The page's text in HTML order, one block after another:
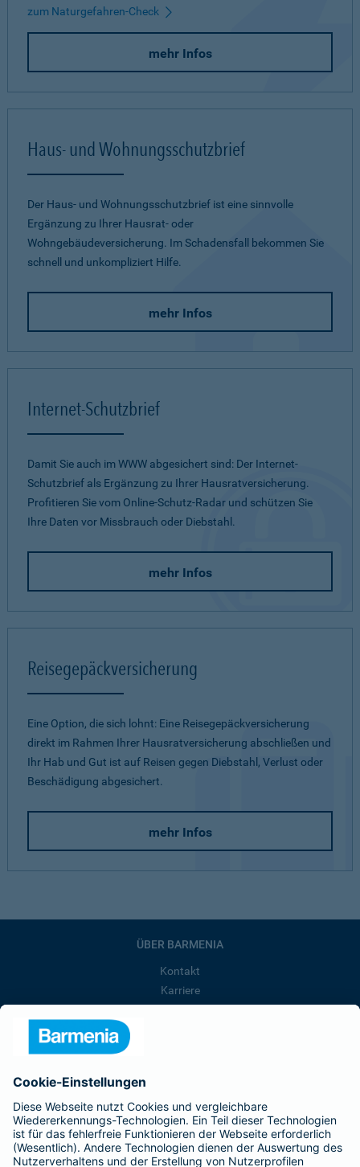
zum Naturgefahren-Check
mehr Infos
Haus- und Wohnungsschutzbrief
Der Haus- und Wohnungsschutzbrief ist eine sinnvolle
Ergänzung zu Ihrer Hausrat- oder
Wohngebäudeversicherung. Im Schadensfall bekommen Sie
schnell und unkompliziert Hilfe.
mehr Infos
Internet-Schutzbrief
Damit Sie auch im WWW abgesichert sind: Der Internet-
Schutzbrief als Ergänzung zu Ihrer Hausratversicherung.
Profitieren Sie vom Online-Schutz-Radar und schützen Sie
Ihre Daten vor Missbrauch oder Diebstahl.
mehr Infos
Reisegepäckversicherung
Eine Option, die sich lohnt: Eine Reisegepäckversicherung
direkt im Rahmen Ihrer Hausratversicherung abschließen und
Ihr Hab und Gut ist auf Reisen gegen Diebstahl, Verlust oder
Beschädigung abgesichert.
mehr Infos
ÜBER BARMENIA
Kontakt
Karriere
Barmenia ist Teil der BarmeniaGothaer
BELIEBTE SEITEN
Kranken-Zusatzversicherung